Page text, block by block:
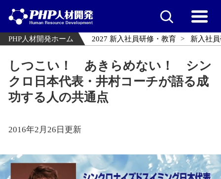
PHP人材開発ホーム 2027 新入社員研修・教育 新入社
しつこい！ あきらめない！ シン
クロ日本代表・井村コーチが語る成
功する人の共通点
2016年2月26日更新